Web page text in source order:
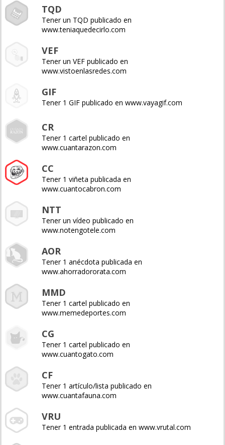
TQD
Tener un TQD publicado en
www.teniaquedecirlo.com
VEF
Tener un VEF publicado en
www.vistoenlasredes.com
GIF
Tener 1 GIF publicado en www.vayagif.com
CR
Tener 1 cartel publicado en
www.cuantarazon.com
CC
Tener 1 viñeta publicada en
www.cuantocabron.com
NTT
Tener un vídeo publicado en
www.notengotele.com
AOR
Tener 1 anécdota publicada en
www.ahorradororata.com
MMD
Tener 1 cartel publicado en
www.memedeportes.com
CG
Tener 1 cartel publicado en
www.cuantogato.com
CF
Tener 1 artículo/lista publicado en
www.cuantafauna.com
VRU
Tener 1 entrada publicada en www.vrutal.com